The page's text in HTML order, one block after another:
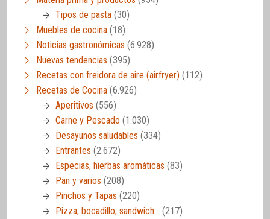
Tipos de pasta (30)
Muebles de cocina (18)
Noticias gastronómicas (6.928)
Nuevas tendencias (395)
Recetas con freidora de aire (airfryer) (112)
Recetas de Cocina (6.926)
Aperitivos (556)
Carne y Pescado (1.030)
Desayunos saludables (334)
Entrantes (2.672)
Especias, hierbas aromáticas (83)
Pan y varios (208)
Pinchos y Tapas (220)
Pizza, bocadillo, sandwich… (217)